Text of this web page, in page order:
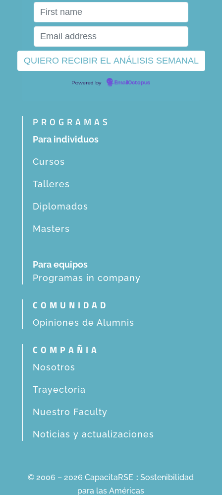
Powered by EmailOctopus
PROGRAMAS
Para individuos
Cursos
Talleres
Diplomados
Masters
Para equipos
Programas in company
COMUNIDAD
Opiniones de Alumnis
COMPAÑIA
Nosotros
Trayectoria
Nuestro Faculty
Noticias y actualizaciones
© 2006 – 2026 CapacitaRSE :: Sostenibilidad
para las Américas